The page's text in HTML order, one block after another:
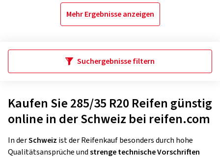
Mehr Ergebnisse anzeigen
Suchergebnisse filtern
Kaufen Sie 285/35 R20 Reifen günstig
online in der Schweiz bei reifen.com
In derSchweiz ist der Reifenkauf besonders durch hohe
Qualitätsansprüche undstrenge technische Vorschriften